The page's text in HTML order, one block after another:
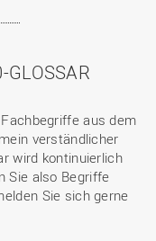
GLOSSAR
aus dem
verständlicher
wird kontinuierlich
Sie also Begriffe
Sie sich gerne